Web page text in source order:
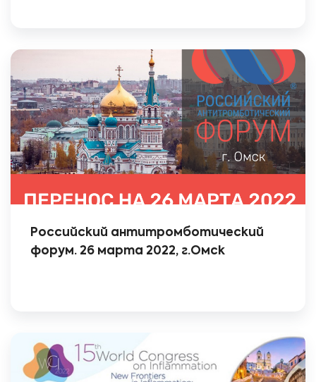
Российский антитромботический
форум. 26 марта 2022, г.Омск